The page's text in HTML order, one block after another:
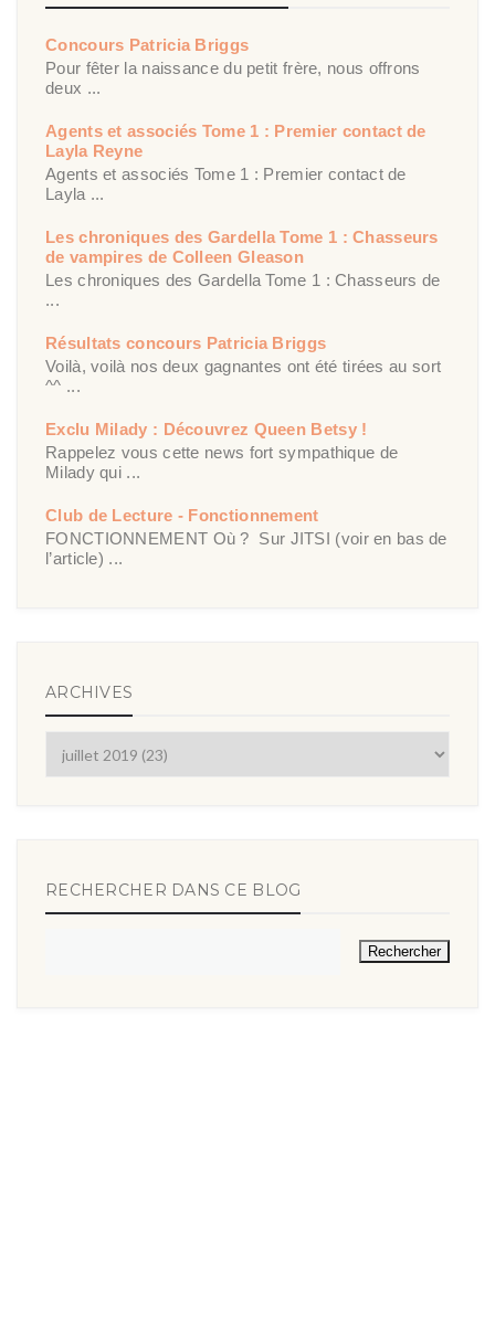
Concours Patricia Briggs
Pour fêter la naissance du petit frère, nous offrons
deux ...
Agents et associés Tome 1 : Premier contact de
Layla Reyne
Agents et associés Tome 1 : Premier contact de
Layla ...
Les chroniques des Gardella Tome 1 : Chasseurs
de vampires de Colleen Gleason
Les chroniques des Gardella Tome 1 : Chasseurs de
...
Résultats concours Patricia Briggs
Voilà, voilà nos deux gagnantes ont été tirées au sort
^^ ...
Exclu Milady : Découvrez Queen Betsy !
Rappelez vous cette news fort sympathique de
Milady qui ...
Club de Lecture - Fonctionnement
FONCTIONNEMENT Où ? Sur JITSI (voir en bas de
l’article) ...
ARCHIVES
RECHERCHER DANS CE BLOG